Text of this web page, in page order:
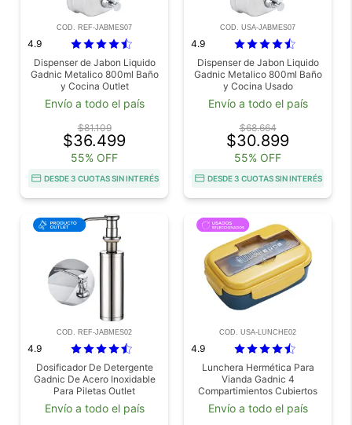
COD. REF-JABMES07
4.9
Dispenser de Jabon Liquido
Gadnic Metalico 800ml Baño
y Cocina Outlet
Envío a todo el país
$81.109
$36.499
55% OFF
DESDE 3 CUOTAS SIN INTERÉS
COD. USA-JABMES07
4.9
Dispenser de Jabon Liquido
Gadnic Metalico 800ml Baño
y Cocina Usado
Envío a todo el país
$68.664
$30.899
55% OFF
DESDE 3 CUOTAS SIN INTERÉS
COD. REF-JABMES02
4.9
Dosificador De Detergente
Gadnic De Acero Inoxidable
Para Piletas Outlet
Envío a todo el país
COD. USA-LUNCHE02
4.9
Lunchera Hermética Para
Vianda Gadnic 4
Compartimientos Cubiertos
Usado
Envío a todo el país